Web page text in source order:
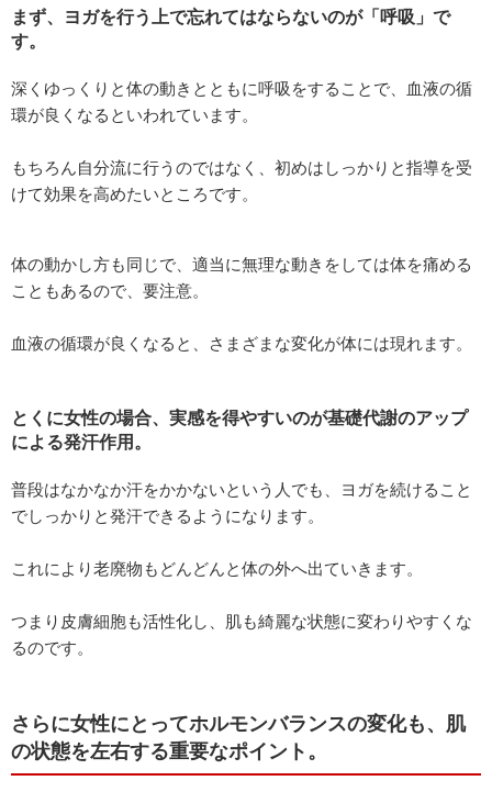
まず、ヨガを行う上で忘れてはならないのが「呼吸」で
す。
深くゆっくりと体の動きとともに呼吸をすることで、血液の循
環が良くなるといわれています。
もちろん自分流に行うのではなく、初めはしっかりと指導を受
けて効果を高めたいところです。
体の動かし方も同じで、適当に無理な動きをしては体を痛める
こともあるので、要注意。
血液の循環が良くなると、さまざまな変化が体には現れます。
とくに女性の場合、実感を得やすいのが基礎代謝のアップ
による発汗作用。
普段はなかなか汗をかかないという人でも、ヨガを続けること
でしっかりと発汗できるようになります。
これにより老廃物もどんどんと体の外へ出ていきます。
つまり皮膚細胞も活性化し、肌も綺麗な状態に変わりやすくな
るのです。
さらに女性にとってホルモンバランスの変化も、肌
の状態を左右する重要なポイント。